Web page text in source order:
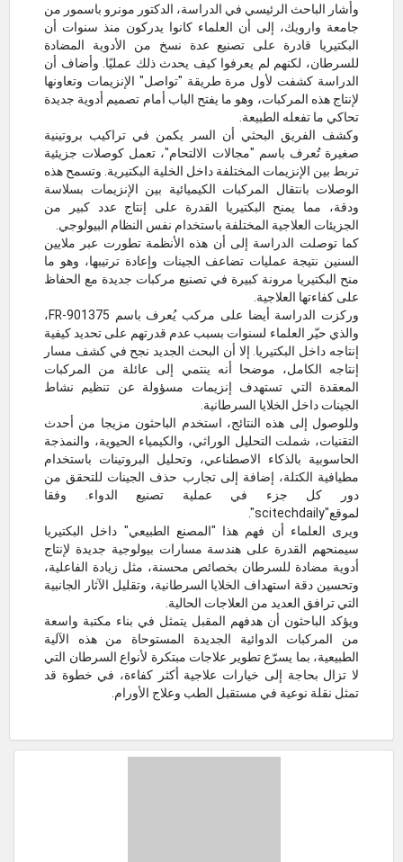
وأشار الباحث الرئيسي في الدراسة، الدكتور مونرو باسمور من
جامعة وارويك، إلى أن العلماء كانوا يدركون منذ سنوات أن
البكتيريا قادرة على تصنيع عدة نسخ من الأدوية المضادة
للسرطان، لكنهم لم يعرفوا كيف يحدث ذلك عمليًا. وأضاف أن
الدراسة كشفت لأول مرة طريقة "تواصل" الإنزيمات وتعاونها
لإنتاج هذه المركبات، وهو ما يفتح الباب أمام تصميم أدوية جديدة
تحاكي ما تفعله الطبيعة.
وكشف الفريق البحثي أن السر يكمن في تراكيب بروتينية
صغيرة تُعرف باسم "مجالات الالتحام"، تعمل كوصلات جزيئية
تربط بين الإنزيمات المختلفة داخل الخلية البكتيرية. وتسمح هذه
الوصلات بانتقال المركبات الكيميائية بين الإنزيمات بسلاسة
ودقة، مما يمنح البكتيريا القدرة على إنتاج عدد كبير من
الجزيئات العلاجية المختلفة باستخدام نفس النظام البيولوجي.
كما توصلت الدراسة إلى أن هذه الأنظمة تطورت عبر ملايين
السنين نتيجة عمليات تضاعف الجينات وإعادة ترتيبها، وهو ما
منح البكتيريا مرونة كبيرة في تصنيع مركبات جديدة مع الحفاظ
على كفاءتها العلاجية.
وركزت الدراسة أيضا على مركب يُعرف باسم FR-901375،
والذي حيّر العلماء لسنوات بسبب عدم قدرتهم على تحديد كيفية
إنتاجه داخل البكتيريا. إلا أن البحث الجديد نجح في كشف مسار
إنتاجه الكامل، موضحا أنه ينتمي إلى عائلة من المركبات
المعقدة التي تستهدف إنزيمات مسؤولة عن تنظيم نشاط
الجينات داخل الخلايا السرطانية.
وللوصول إلى هذه النتائج، استخدم الباحثون مزيجا من أحدث
التقنيات، شملت التحليل الوراثي، والكيمياء الحيوية، والنمذجة
الحاسوبية بالذكاء الاصطناعي، وتحليل البروتينات باستخدام
مطيافية الكتلة، إضافة إلى تجارب حذف الجينات للتحقق من
دور كل جزء في عملية تصنيع الدواء. وفقا
لموقع"scitechdaily".
ويرى العلماء أن فهم هذا "المصنع الطبيعي" داخل البكتيريا
سيمنحهم القدرة على هندسة مسارات بيولوجية جديدة لإنتاج
أدوية مضادة للسرطان بخصائص محسنة، مثل زيادة الفاعلية،
وتحسين دقة استهداف الخلايا السرطانية، وتقليل الآثار الجانبية
التي ترافق العديد من العلاجات الحالية.
ويؤكد الباحثون أن هدفهم المقبل يتمثل في بناء مكتبة واسعة
من المركبات الدوائية الجديدة المستوحاة من هذه الآلية
الطبيعية، بما يسرّع تطوير علاجات مبتكرة لأنواع السرطان التي
لا تزال بحاجة إلى خيارات علاجية أكثر كفاءة، في خطوة قد
تمثل نقلة نوعية في مستقبل الطب وعلاج الأورام.